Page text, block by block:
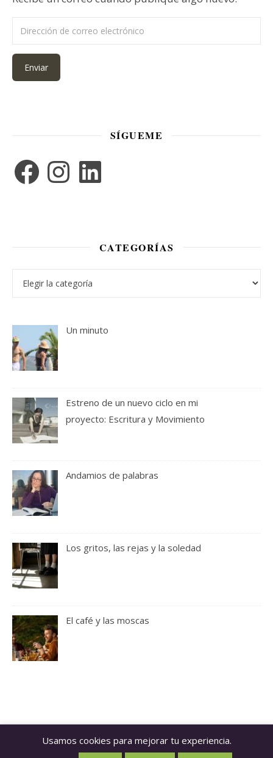
Dirección de correo electrónico
Enviar
SÍGUEME
FacebookInstagramLinkedIn
CATEGORÍAS
Categorías
Un minuto
Estreno de un nuevo ciclo en mi
proyecto: Escritura y Movimiento
Andamios de palabras
Los gritos, las rejas y la soledad
El café y las moscas
Usamos cookies para mejorar tu experiencia.